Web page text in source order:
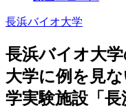
長浜バイオ大学
長浜バイオ大
大学に例を見
学実験施設「